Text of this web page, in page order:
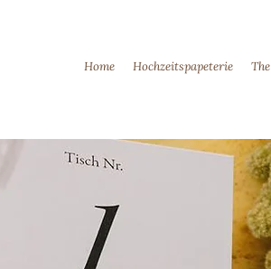
Home Hochzeitspapeterie